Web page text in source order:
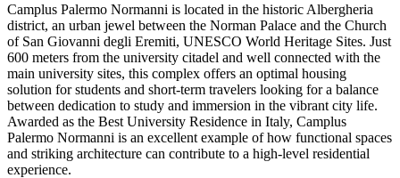
Camplus Palermo Normanni is located in the historic Albergheria
district, an urban jewel between the Norman Palace and the Church
of San Giovanni degli Eremiti, UNESCO World Heritage Sites. Just
600 meters from the university citadel and well connected with the
main university sites, this complex offers an optimal housing
solution for students and short-term travelers looking for a balance
between dedication to study and immersion in the vibrant city life.
Awarded as the Best University Residence in Italy, Camplus
Palermo Normanni is an excellent example of how functional spaces
and striking architecture can contribute to a high-level residential
experience.